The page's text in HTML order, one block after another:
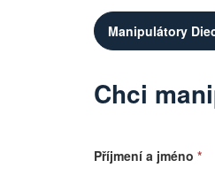
Manipulátory
Chci
Příjmení a jméno *